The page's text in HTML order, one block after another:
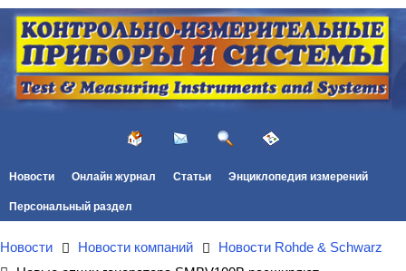
Новости Онлайн журнал Статьи Энциклопедия измерений
Персональный раздел
Новости Новости компаний
Новости Rohde & Schwarz